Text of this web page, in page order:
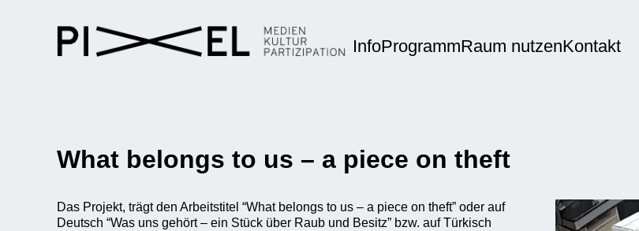
InfoProgrammRaum nutzenKontakt
What belongs to us – a piece on theft
Das Projekt, trägt den Arbeitstitel “What belongs to us – a piece on theft” oder auf
Deutsch “Was uns gehört – ein Stück über Raub und Besitz” bzw. auf Türkisch